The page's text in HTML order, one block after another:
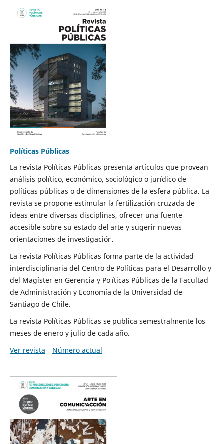
Políticas Públicas
La revista Políticas Públicas presenta artículos que provean
análisis político, económico, sociológico o jurídico de
políticas públicas o de dimensiones de la esfera pública. La
revista se propone estimular la fertilización cruzada de
ideas entre diversas disciplinas, ofrecer una fuente
accesible sobre su estado del arte y sugerir nuevas
orientaciones de investigación.
La revista Políticas Públicas forma parte de la actividad
interdisciplinaria del Centro de Políticas para el Desarrollo y
del Magíster en Gerencia y Políticas Públicas de la Facultad
de Administración y Economía de la Universidad de
Santiago de Chile.
La revista Políticas Públicas se publica semestralmente los
meses de enero y julio de cada año.
Ver revista
Número actual